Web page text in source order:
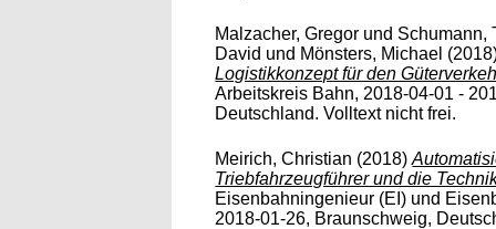
Malzacher, Gregor und Schumann,
David und Mönsters, Michael
Logistikkonzept für den
Arbeitskreis Bahn, 2018-04-01 -
Deutschland. Volltext nicht frei.
Meirich, Christian (2018)
Triebfahrzeugführer und die
Eisenbahningenieur (EI) und
2018-01-26, Braunschweig,